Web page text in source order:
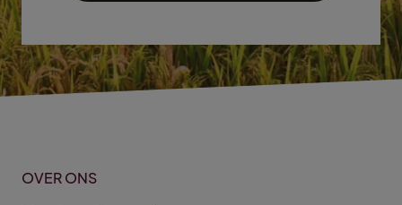
OVER ONS